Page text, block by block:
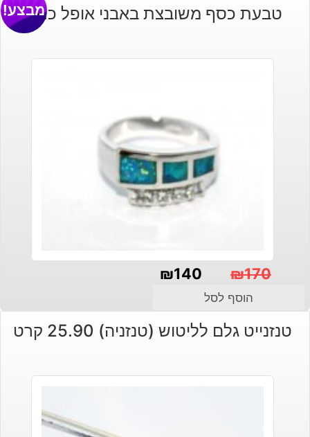
טבעת כסף משובצת באבני אופל כחולמבצע!
₪170
המקורי
היה:
₪140
הנוכחי
הוא:
הוסף לסל
טנזנייט גלם לליטוש (טנזניה) 25.90 קרט